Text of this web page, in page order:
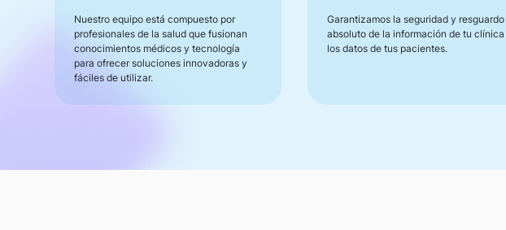
Nuestro equipo está compuesto por
profesionales de la salud que fusionan
conocimientos médicos y tecnología
para ofrecer soluciones innovadoras y
fáciles de utilizar.
Garantizamos la seguridad y resguardo
absoluto de la información de tu clínica
los datos de tus pacientes.